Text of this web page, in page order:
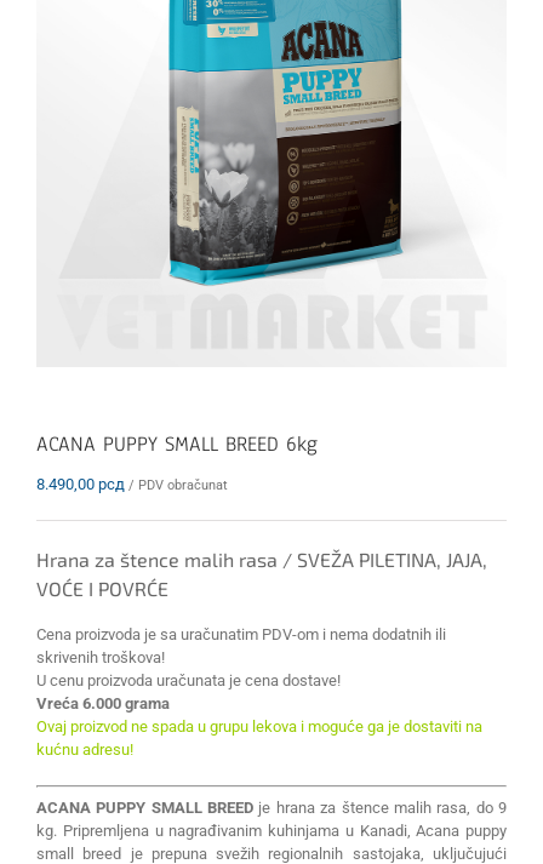
ACANA PUPPY SMALL BREED 6kg
8.490,00 рсд / PDV obračunat
Hrana za štence malih rasa / SVEŽA PILETINA, JAJA,
VOĆE I POVRĆE
Cena proizvoda je sa uračunatim PDV-om i nema dodatnih ili
skrivenih troškova!
U cenu proizvoda uračunata je cena dostave!
Vreća 6.000 grama
Ovaj proizvod ne spada u grupu lekova i moguće ga je dostaviti na
kućnu adresu!
ACANA PUPPY SMALL BREED je hrana za štence malih rasa, do 9
kg. Pripremljena u nagrađivanim kuhinjama u Kanadi, Acana puppy
small breed je prepuna svežih regionalnih sastojaka, uključujući